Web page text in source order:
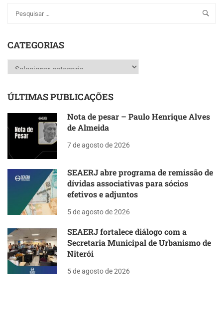
CATEGORIAS
Categorias
ÚLTIMAS PUBLICAÇÕES
Nota de pesar – Paulo Henrique Alves
de Almeida
7 de agosto de 2026
SEAERJ abre programa de remissão de
dívidas associativas para sócios
efetivos e adjuntos
5 de agosto de 2026
SEAERJ fortalece diálogo com a
Secretaria Municipal de Urbanismo de
Niterói
5 de agosto de 2026